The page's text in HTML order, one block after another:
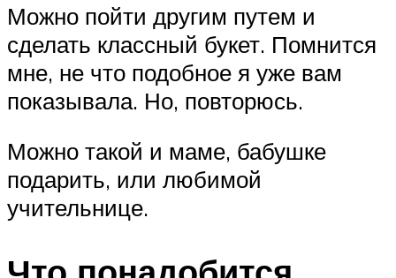
Можно пойти другим путем и
сделать классный букет. Помнится
мне, не что подобное я уже вам
показывала. Но, повторюсь.
Можно такой и маме, бабушке
подарить, или любимой
учительнице.